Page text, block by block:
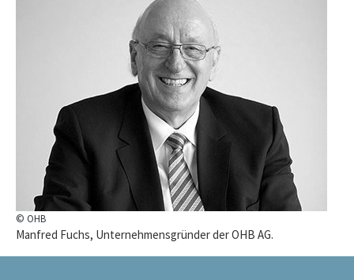
© OHB
Manfred Fuchs, Unternehmensgründer der OHB AG.